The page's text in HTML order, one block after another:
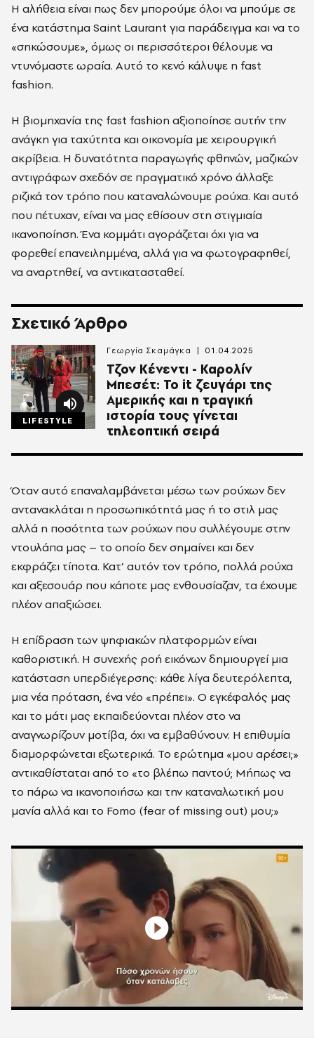
Η αλήθεια είναι πως δεν μπορούμε όλοι να μπούμε σε
ένα κατάστημα Saint Laurant για παράδειγμα και να το
«σηκώσουμε», όμως οι περισσότεροι θέλουμε να
ντυνόμαστε ωραία. Αυτό το κενό κάλυψε η fast
fashion.
Η βιομηχανία της fast fashion αξιοποίησε αυτήν την
ανάγκη για ταχύτητα και οικονομία με χειρουργική
ακρίβεια. Η δυνατότητα παραγωγής φθηνών, μαζικών
αντιγράφων σχεδόν σε πραγματικό χρόνο άλλαξε
ριζικά τον τρόπο που καταναλώνουμε ρούχα. Και αυτό
που πέτυχαν, είναι να μας εθίσουν στη στιγμιαία
ικανοποίηση. Ένα κομμάτι αγοράζεται όχι για να
φορεθεί επανειλημμένα, αλλά για να φωτογραφηθεί,
να αναρτηθεί, να αντικατασταθεί.
Σχετικό Άρθρο
LIFESTYLE
Τζον Κένεντι - Καρολίν
Μπεσέτ: Το it ζευγάρι της
Αμερικής και η τραγική
ιστορία τους γίνεται
τηλεοπτική σειρά
Γεωργία Σκαμάγκα 01.04.2025
Όταν αυτό επαναλαμβάνεται μέσω των ρούχων δεν
αντανακλάται η προσωπικότητά μας ή το στιλ μας
αλλά η ποσότητα των ρούχων που συλλέγουμε στην
ντουλάπα μας – το οποίο δεν σημαίνει και δεν
εκφράζει τίποτα. Κατ’ αυτόν τον τρόπο, πολλά ρούχα
και αξεσουάρ που κάποτε μας ενθουσίαζαν, τα έχουμε
πλέον απαξιώσει.
Η επίδραση των ψηφιακών πλατφορμών είναι
καθοριστική. Η συνεχής ροή εικόνων δημιουργεί μια
κατάσταση υπερδιέγερσης: κάθε λίγα δευτερόλεπτα,
μια νέα πρόταση, ένα νέο «πρέπει». Ο εγκέφαλός μας
και το μάτι μας εκπαιδεύονται πλέον στο να
αναγνωρίζουν μοτίβα, όχι να εμβαθύνουν. Η επιθυμία
διαμορφώνεται εξωτερικά. Το ερώτημα «μου αρέσει;»
αντικαθίσταται από το «το βλέπω παντού; Μήπως να
το πάρω να ικανοποιήσω και την καταναλωτική μου
μανία αλλά και το Fomo (fear of missing out) μου;»